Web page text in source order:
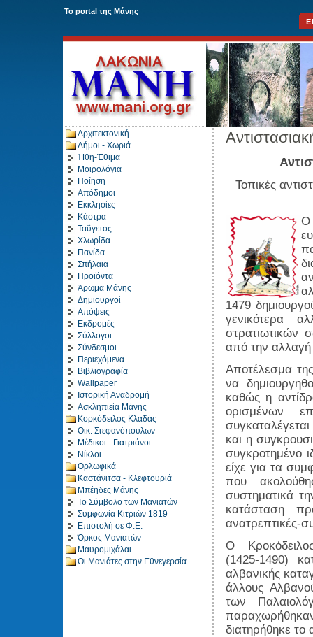
To portal της Μάνης
Αρχιτεκτονική
Δήμοι - Χωριά
Ήθη-Έθιμα
Μοιρολόγια
Ποίηση
Απόδημοι
Εκκλησίες
Κάστρα
Ταΰγετος
Χλωρίδα
Πανίδα
Σπήλαια
Προϊόντα
Άρωμα Μάνης
Δημιουργοί
Απόψεις
Εκδρομές
Σύλλογοι
Σύνδεσμοι
Περιεχόμενα
Βιβλιογραφία
Wallpaper
Ιστορική Αναδρομή
Ασκληπιεία Μάνης
Κορκόδειλος Κλαδάς
Οικ. Στεφανόπουλων
Μέδικοι - Γιατριάνοι
Νίκλοι
Ορλωφικά
Καστάνιτσα - Κλεφτουριά
Μπέηδες Μάνης
Το Σύμβολο των Μανιατών
Συμφωνία Κιτριών 1819
Επιστολή σε Φ.Ε.
Όρκος Μανιατών
Μαυρομιχάλαι
Οι Μανιάτες στην Εθνεγερσία
Τοπικές
Ο
1479
γενικότερα
στρατιωτικών
από την αλλαγή
Αποτέλεσμα
να
καθώς η
ορισμένων
και η
συγκροτημένο
είχε για τα
που
συστηματικά
κατάσταση
ανατρεπτικές-
Ο
(1425-1490)
αλβανικής
άλλους
των
διατηρήθηκε το